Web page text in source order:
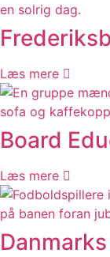
Læs mere
Board
Læs mere